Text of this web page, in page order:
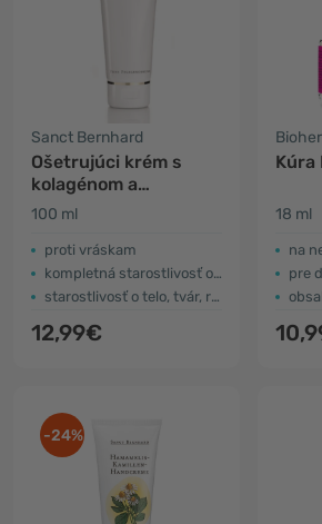
Sanct Bernhard
Ošetrujúci krém s
kolagénom a
karoténom
100 ml
proti vráskam
kompletná starostlivosť o pleť
starostlivosť o telo, tvár, ruky a nechty
12,99€
Kúra
18 ml
na
pre
-24%